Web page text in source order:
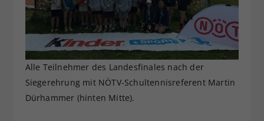
Alle Teilnehmer des Landesfinales nach der
Siegerehrung mit NÖTV-Schultennisreferent Martin
Dürhammer (hinten Mitte).